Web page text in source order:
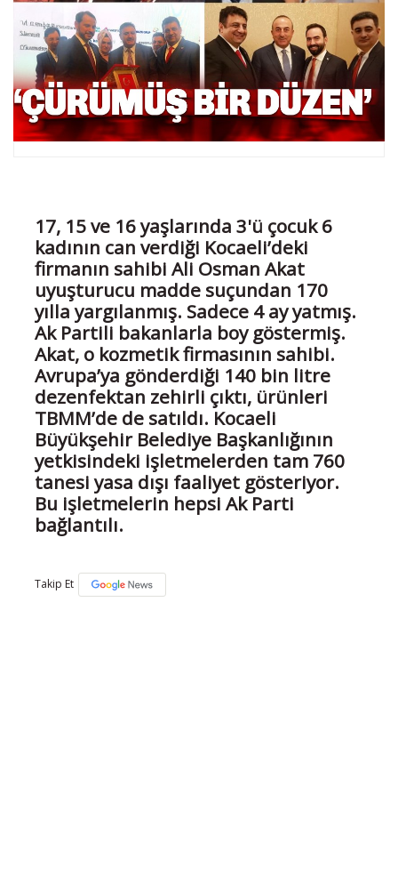
17, 15 ve 16 yaşlarında 3'ü çocuk 6
kadının can verdiği Kocaeli’deki
firmanın sahibi Ali Osman Akat
uyuşturucu madde suçundan 170
yılla yargılanmış. Sadece 4 ay yatmış.
Ak Partili bakanlarla boy göstermiş.
Akat, o kozmetik firmasının sahibi.
Avrupa’ya gönderdiği 140 bin litre
dezenfektan zehirli çıktı, ürünleri
TBMM’de de satıldı. Kocaeli
Büyükşehir Belediye Başkanlığının
yetkisindeki işletmelerden tam 760
tanesi yasa dışı faaliyet gösteriyor.
Bu işletmelerin hepsi Ak Parti
bağlantılı.
Takip Et